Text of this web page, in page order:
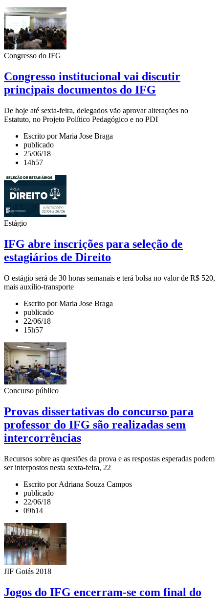
Congresso do IFG
Congresso institucional vai discutir
principais documentos do IFG
De hoje até sexta-feira, delegados vão aprovar alterações no
Estatuto, no Projeto Político Pedagógico e no PDI
Escrito por Maria Jose Braga
publicado
25/06/18
14h57
Estágio
IFG abre inscrições para seleção de
estagiários de Direito
O estágio será de 30 horas semanais e terá bolsa no valor de R$ 520,
mais auxílio-transporte
Escrito por Maria Jose Braga
publicado
22/06/18
15h57
Concurso público
Provas dissertativas do concurso para
professor do IFG são realizadas sem
intercorrências
Recursos sobre as questões da prova e as respostas esperadas podem
ser interpostos nesta sexta-feira, 22
Escrito por Adriana Souza Campos
publicado
22/06/18
09h14
JIF Goiás 2018
Jogos do IFG encerram-se com final do